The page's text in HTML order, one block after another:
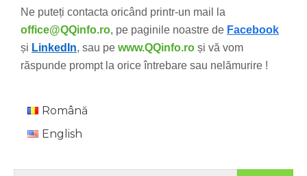
Ne puteți contacta oricând printr-un mail la
office@QQinfo.ro, pe paginile noastre de Facebook
și LinkedIn, sau pe www.QQinfo.ro și vă vom
răspunde prompt la orice întrebare sau nelămurire !
Română
English